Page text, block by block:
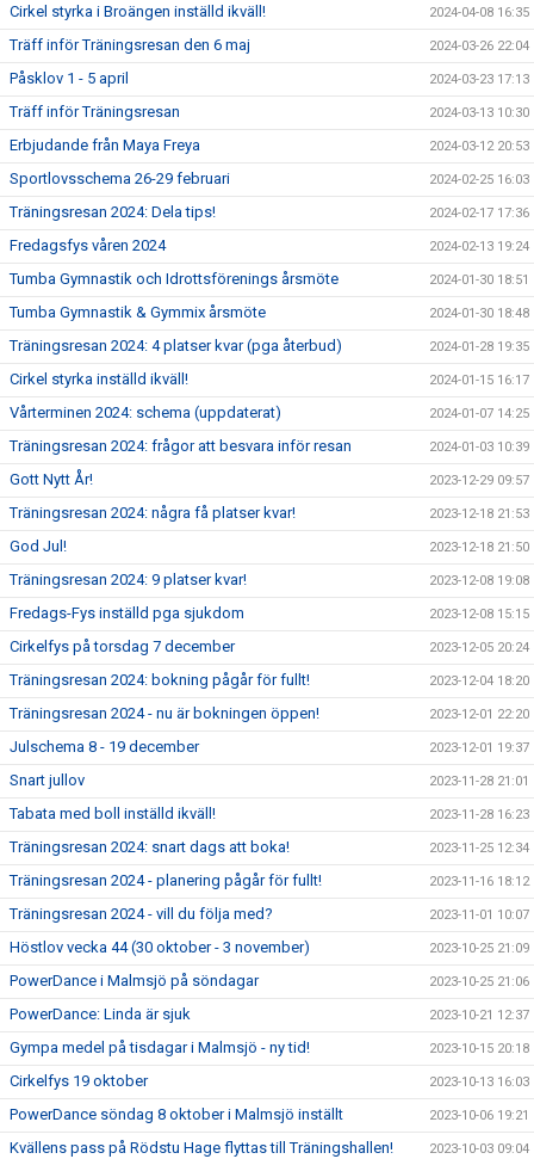
Cirkel styrka i Broängen inställd ikväll! 2024-04-08 16:35
Träff inför Träningsresan den 6 maj 2024-03-26 22:04
Påsklov 1 - 5 april 2024-03-23 17:13
Träff inför Träningsresan 2024-03-13 10:30
Erbjudande från Maya Freya 2024-03-12 20:53
Sportlovsschema 26-29 februari 2024-02-25 16:03
Träningsresan 2024: Dela tips! 2024-02-17 17:36
Fredagsfys våren 2024 2024-02-13 19:24
Tumba Gymnastik och Idrottsförenings årsmöte 2024-01-30 18:51
Tumba Gymnastik & Gymmix årsmöte 2024-01-30 18:48
Träningsresan 2024: 4 platser kvar (pga återbud) 2024-01-28 19:35
Cirkel styrka inställd ikväll! 2024-01-15 16:17
Vårterminen 2024: schema (uppdaterat) 2024-01-07 14:25
Träningsresan 2024: frågor att besvara inför resan 2024-01-03 10:39
Gott Nytt År! 2023-12-29 09:57
Träningsresan 2024: några få platser kvar! 2023-12-18 21:53
God Jul! 2023-12-18 21:50
Träningsresan 2024: 9 platser kvar! 2023-12-08 19:08
Fredags-Fys inställd pga sjukdom 2023-12-08 15:15
Cirkelfys på torsdag 7 december 2023-12-05 20:24
Träningsresan 2024: bokning pågår för fullt! 2023-12-04 18:20
Träningsresan 2024 - nu är bokningen öppen! 2023-12-01 22:20
Julschema 8 - 19 december 2023-12-01 19:37
Snart jullov 2023-11-28 21:01
Tabata med boll inställd ikväll! 2023-11-28 16:23
Träningsresan 2024: snart dags att boka! 2023-11-25 12:34
Träningsresan 2024 - planering pågår för fullt! 2023-11-16 18:12
Träningsresan 2024 - vill du följa med? 2023-11-01 10:07
Höstlov vecka 44 (30 oktober - 3 november) 2023-10-25 21:09
PowerDance i Malmsjö på söndagar 2023-10-25 21:06
PowerDance: Linda är sjuk 2023-10-21 12:37
Gympa medel på tisdagar i Malmsjö - ny tid! 2023-10-15 20:18
Cirkelfys 19 oktober 2023-10-13 16:03
PowerDance söndag 8 oktober i Malmsjö inställt 2023-10-06 19:21
Kvällens pass på Rödstu Hage flyttas till Träningshallen! 2023-10-03 09:04